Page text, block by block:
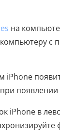
на
с
iPhone
появлении
iPhone в